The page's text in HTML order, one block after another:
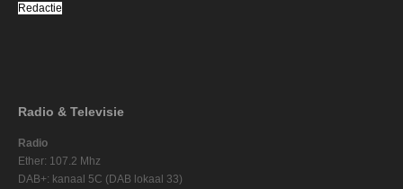
Redactie
Radio & Televisie
Radio
Ether: 107.2 Mhz
DAB+: kanaal 5C (DAB lokaal 33)